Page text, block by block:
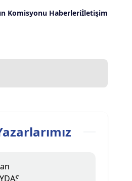
Komisyonu Haberleriİletişim